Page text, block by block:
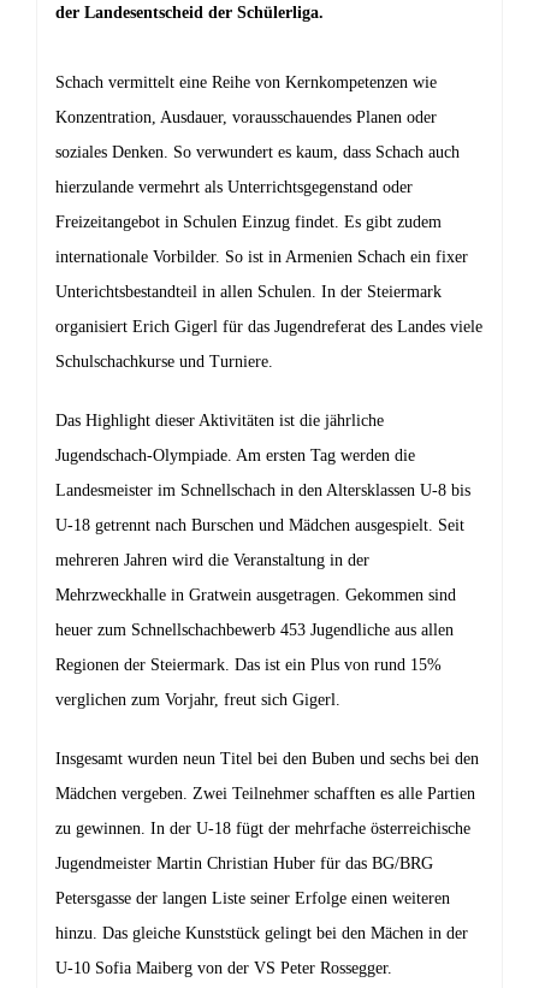
der Landesentscheid der Schülerliga.
Schach vermittelt eine Reihe von Kernkompetenzen wie
Konzentration, Ausdauer, vorausschauendes Planen oder
soziales Denken. So verwundert es kaum, dass Schach auch
hierzulande vermehrt als Unterrichtsgegenstand oder
Freizeitangebot in Schulen Einzug findet . Es gibt zudem
internationale Vorbilder. So ist in Armenien Schach ein fixer
Unterichtsbestandteil in allen Schulen. In der Steiermark
organisiert Erich Gigerl für das Jugendreferat des Landes viele
Schulschachkurse und Turniere.
Das Highlight dieser Aktivitäten ist die jährliche
Jugendschach-Olympiade. Am ersten Tag werden die
Landesmeister im Schnellschach in den Altersklassen U-8 bis
U-18 getrennt nach Burschen und Mädchen ausgespielt. Seit
mehreren Jahren wird die Veranstaltung in der
Mehrzweckhalle in Gratwein ausgetragen. Gekommen sind
heuer zum Schnellschachbewerb 453 Jugendliche aus allen
Regionen der Steiermark. Das ist ein Plus von rund 15%
verglichen zum Vorjahr, freut sich Gigerl.
Insgesamt wurden neun Titel bei den Buben und sechs bei den
Mädchen vergeben . Zwei Teilnehmer schafften es alle Partien
zu gewinnen. In der U-18 fügt der mehrfache österreichische
Jugendmeister Martin Christian Huber für das BG/BRG
Petersgasse der langen Liste seiner Erfolge einen weiteren
hinzu. Das gleiche Kunststück gelingt bei den Mächen in der
U-10 Sofia Maiberg von der VS Peter Rossegger.